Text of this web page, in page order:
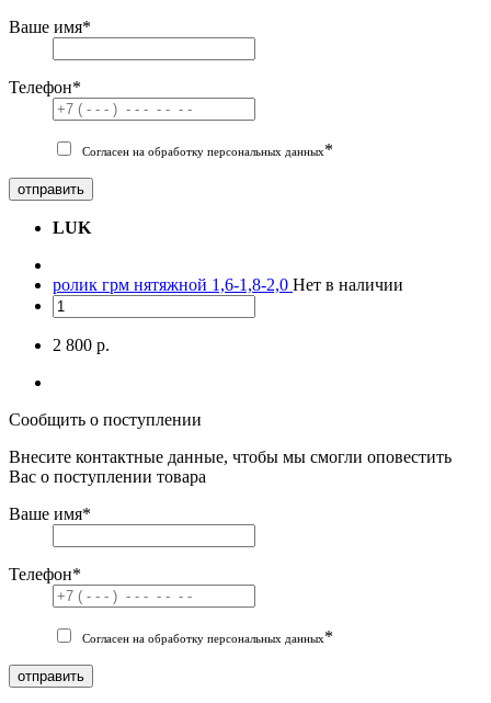
Ваше имя*
Телефон*
Согласен на обработку персональных данных*
отправить
LUK
ролик грм нятяжной 1,6-1,8-2,0 Нет в наличии
2 800 р.
Сообщить о поступлении
Внесите контактные данные, чтобы мы смогли оповестить
Вас о поступлении товара
Ваше имя*
Телефон*
Согласен на обработку персональных данных*
отправить